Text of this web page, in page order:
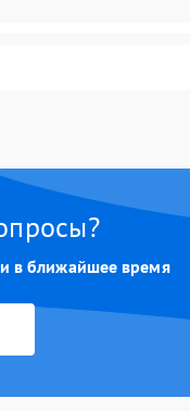
в ближайшее время